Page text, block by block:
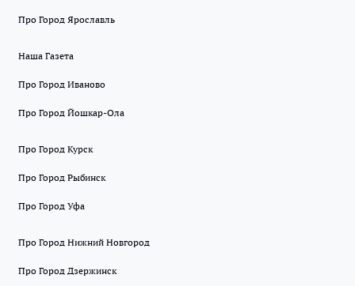
Про Город Ярославль
Наша Газета
Про Город Иваново
Про Город Йошкар-Ола
Про Город Курск
Про Город Рыбинск
Про Город Уфа
Про Город Нижний Новгород
Про Город Дзержинск